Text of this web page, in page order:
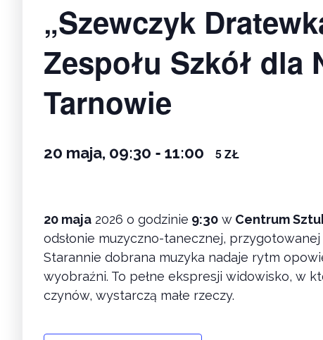
„Szewczyk
Zespołu Szkół dla
Tarnowie
20 maja, 09:30 - 11:00 5 ZŁ
20 maja 2026 o godzinie 9:30 w Centrum
odsłonie muzyczno-tanecznej, przygotowanej
Starannie dobrana muzyka nadaje rytm
wyobraźni. To pełne ekspresji widowisko, w
czynów, wystarczą małe rzeczy.